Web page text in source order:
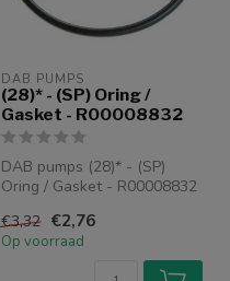
DAB PUMPS
(28)* - (SP) Oring /
Gasket - R00008832
DAB pumps (28)* - (SP)
Oring / Gasket - R00008832
€3,32 €2,76
Op voorraad